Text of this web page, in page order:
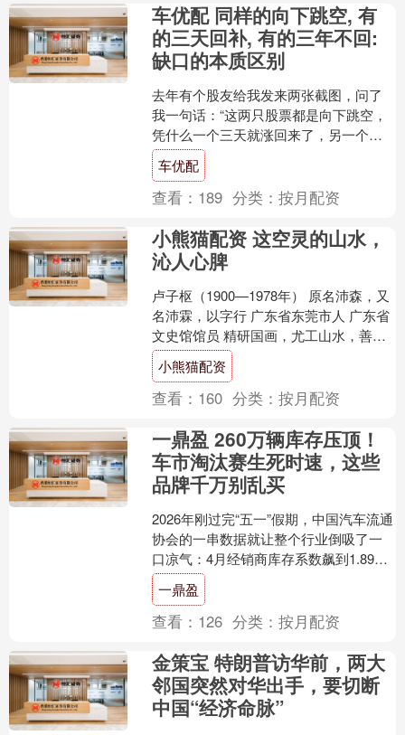
车优配 同样的向下跳空, 有
的三天回补, 有的三年不回:
缺口的本质区别
去年有个股友给我发来两张截图，问了
我一句话：“这两只股票都是向下跳空，
凭什么一个三天就涨回来了，另一个跌
了三年还没解套？” 我点开一看，两张图
乍看确实很像：都是....
车优配
查看： 189 分类：按月配资
小熊猫配资 这空灵的山水，
沁人心脾
卢子枢（1900—1978年） 原名沛森，又
名沛霖，以字行 广东省东莞市人 广东省
文史馆馆员 精研国画，尤工山水，善鉴
赏兼长书法 其山水从四王入手，历元季
四大家....
小熊猫配资
查看： 160 分类：按月配资
一鼎盈 260万辆库存压顶！
车市淘汰赛生死时速，这些
品牌千万别乱买
2026年刚过完“五一”假期，中国汽车流通
协会的一串数据就让整个行业倒吸了一
口凉气：4月经销商库存系数飙到1.89，
同比大涨34%，4月末汽车经销商库存总
量约2....
一鼎盈
查看： 126 分类：按月配资
金策宝 特朗普访华前，两大
邻国突然对华出手，要切断
中国“经济命脉”